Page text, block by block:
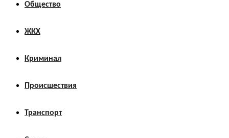
Общество
ЖКХ
Криминал
Происшествия
Транспорт